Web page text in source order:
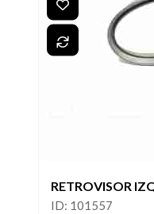
RETROVISOR
ID: 101557